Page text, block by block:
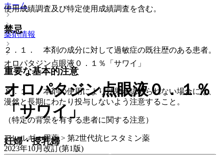
使用成績調査及び特定使用成績調査を含む。
禁忌
２．１． 本剤の成分に対して過敏症の既往歴のある患者。
重要な基本的注意
８．１． 本剤の使用により効果が認められない場合には、
漫然と長期にわたり投与しないよう注意すること。
（特定の背景を有する患者に関する注意）
妊婦・授乳婦
ホーム
薬剤情報
オロパタジン点眼液０．１％「サワイ」
オロパタジン点眼液０．１％
「サワイ」
アレルギー用薬 > 第2世代抗ヒスタミン薬
2023年10月改訂(第1版)